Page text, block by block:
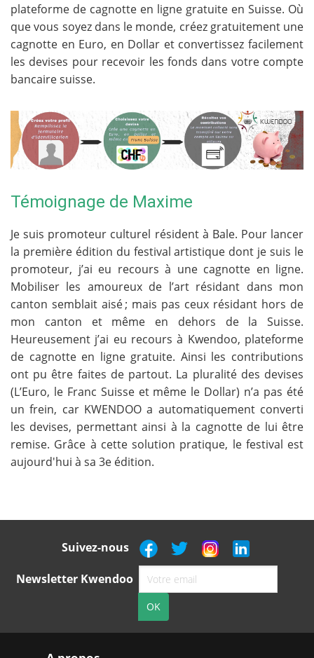
plateforme de cagnotte en ligne gratuite en Suisse. Où
que vous soyez dans le monde, créez gratuitement une
cagnotte en Euro, en Dollar et convertissez facilement
les devises pour recevoir les fonds dans votre compte
bancaire suisse.
Témoignage de Maxime
Je suis promoteur culturel résident à Bale. Pour lancer
la première édition du festival artistique dont je suis le
promoteur, j’ai eu recours à une cagnotte en ligne.
Mobiliser les amoureux de l’art résidant dans mon
canton semblait aisé ; mais pas ceux résidant hors de
mon canton et même en dehors de la Suisse.
Heureusement j’ai eu recours à Kwendoo, plateforme
de cagnotte en ligne gratuite. Ainsi les contributions
ont pu être faites de partout. La pluralité des devises
(L’Euro, le Franc Suisse et même le Dollar) n’a pas été
un frein, car KWENDOO a automatiquement converti
les devises, permettant ainsi à la cagnotte de lui être
remise. Grâce à cette solution pratique, le festival est
aujourd'hui à sa 3e édition.
Suivez-nous
Newsletter Kwendoo